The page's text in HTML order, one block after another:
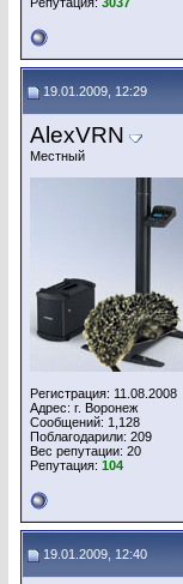
19.01.2009, 12:29
AlexVRN
Местный
Регистрация: 11.08.2008
Адрес: г. Воронеж
Сообщений: 1,128
Поблагодарили: 209
Вес репутации: 20
Репутация: 104
19.01.2009, 12:40